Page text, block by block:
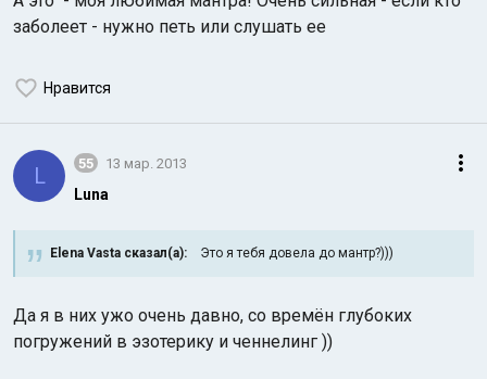
заболеет - нужно петь или слушать ее
Нравится
L 55 13 мар. 2013
Luna
Elena Vasta сказал(а): Это я тебя довела до мантр?)))
Да я в них ужо очень давно, со времён глубоких
погружений в эзотерику и ченнелинг ))